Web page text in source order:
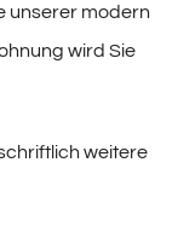
unserer modern
wird Sie
weitere